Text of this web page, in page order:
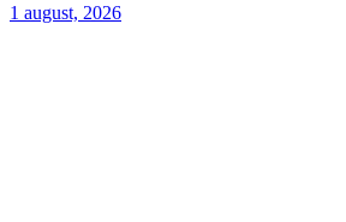
1 august, 2026